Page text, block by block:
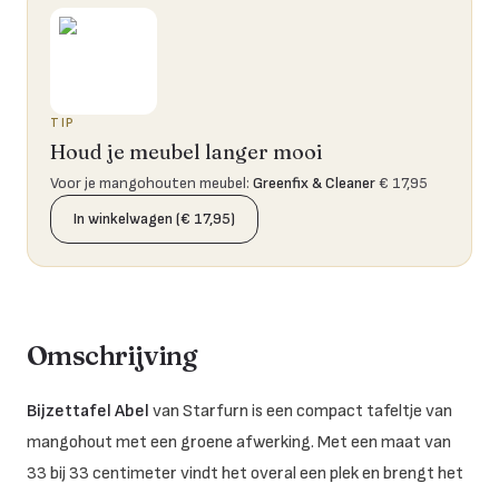
TIP
Houd je meubel langer mooi
Voor je mangohouten meubel: Greenfix & Cleaner€ 17,95
In winkelwagen (€ 17,95)
Omschrijving
Bijzettafel Abel van Starfurn is een compact tafeltje van
mangohout met een groene afwerking. Met een maat van
33 bij 33 centimeter vindt het overal een plek en brengt het